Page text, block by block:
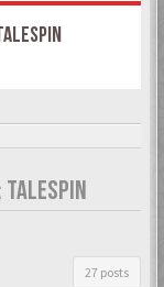
27 posts